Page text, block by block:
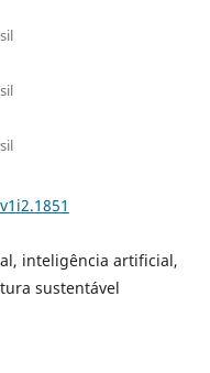
inteligência artificial,
sustentável